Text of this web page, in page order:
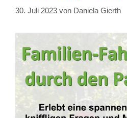
30. Juli 2023 von Daniela Gierth